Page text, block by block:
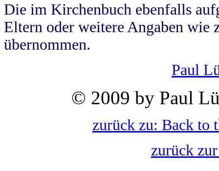
Die im Kirchenbuch ebenfalls
Eltern oder weitere Angaben wie
übernommen.
Paul
© 2009 by Paul
zurück zu: Back to
zurück